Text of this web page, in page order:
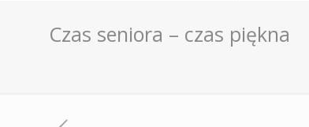
Czas seniora – czas piękna